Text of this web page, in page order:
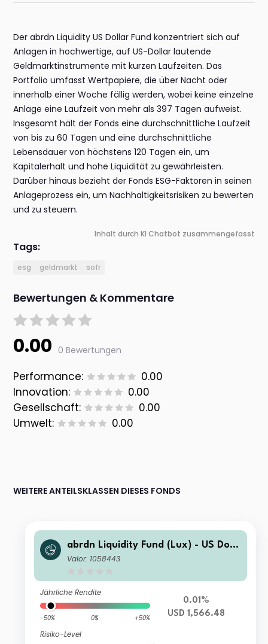
Der abrdn Liquidity US Dollar Fund konzentriert sich auf
Anlagen in hochwertige, auf US-Dollar lautende
Geldmarktinstrumente mit kurzen Laufzeiten. Das
Portfolio umfasst Wertpapiere, die über Nacht oder
innerhalb einer Woche fällig werden, wobei keine einzelne
Anlage eine Laufzeit von mehr als 397 Tagen aufweist.
Insgesamt hält der Fonds eine durchschnittliche Laufzeit
von bis zu 60 Tagen und eine durchschnittliche
Lebensdauer von höchstens 120 Tagen ein, um
Kapitalerhalt und hohe Liquidität zu gewährleisten.
Darüber hinaus bezieht der Fonds ESG-Faktoren in seinen
Anlageprozess ein, um Nachhaltigkeitsrisiken zu bewerten
und zu steuern.
Inhalt durch KI Chatbot zusammengefasst
Tags:
esg geldmarkt sofr
Bewertungen & Kommentare
0.00 0 Bewertungen
Performance:
0.00
Innovation:
0.00
Gesellschaft:
0.00
Umwelt:
0.00
WEITERE ANTEILSKLASSEN DIESES FONDS
abrdn Liquidity Fund (Lux) - US Dolla
r Fund I-2 Acc USD
Valor: 1058443
Jährliche Rendite
-50% 0% +50%
Risiko-Level
0.01%
USD 1,566.48